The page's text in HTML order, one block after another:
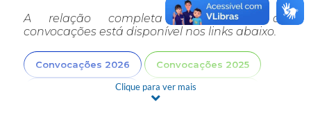
A relação completa dos editais de
convocações está disponível nos links abaixo.
Convocações 2026 Convocações 2025
Convocações 2024 Convocações 2023
Clique para ver mais